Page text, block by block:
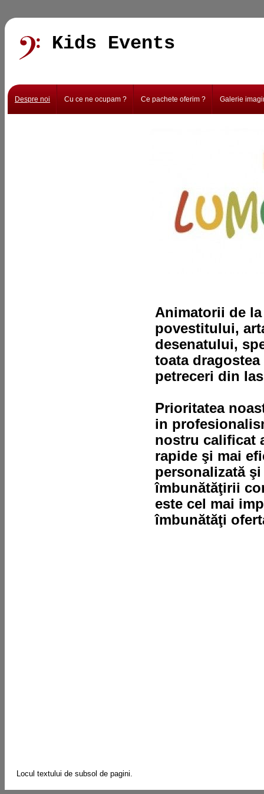
Kids Events
Despre noi Cu ce ne ocupam ? Ce pachete oferim ? Galerie
Animatorii de
povestitului,
desenatului,
toata
petreceri din
Prioritatea
in
nostru calificat
rapide şi mai
personalizată
îmbunătăţirii
este cel mai
îmbunătăţi
Locul textului de subsol de pagini.